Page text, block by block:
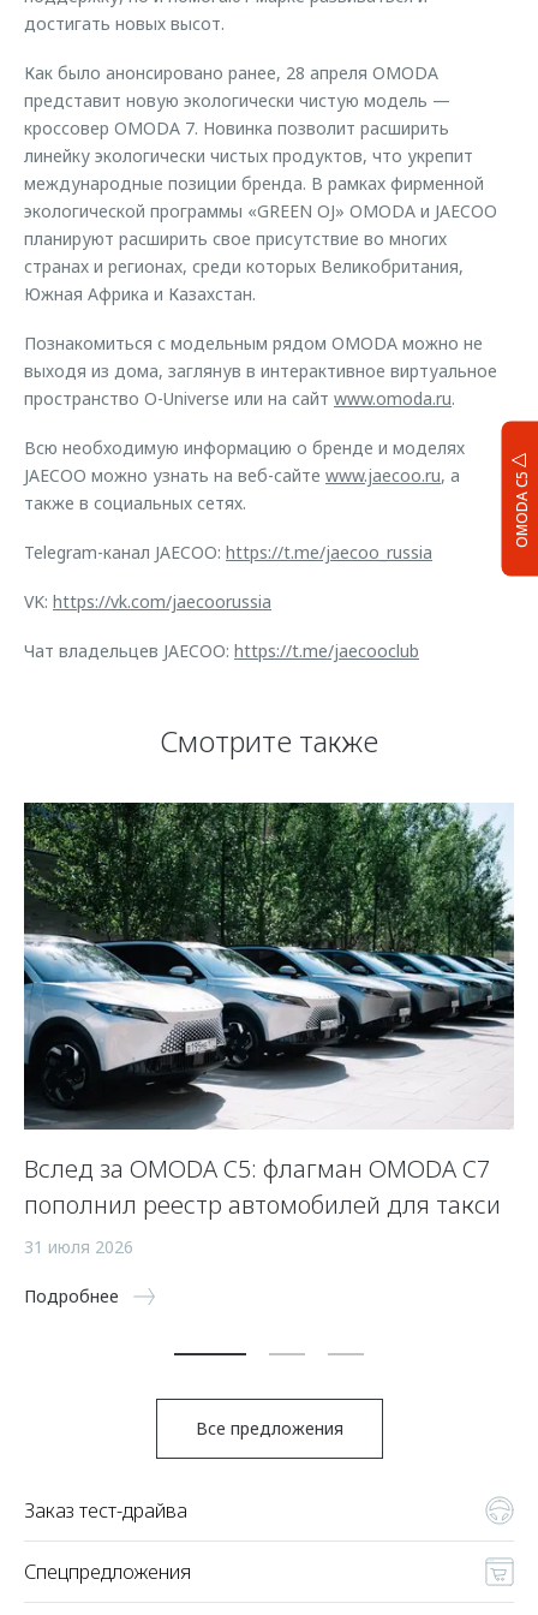
OMODA C5
достигать новых высот.
Как было анонсировано ранее, 28 апреля OMODA
представит новую экологически чистую модель —
кроссовер OMODA 7. Новинка позволит расширить
линейку экологически чистых продуктов, что укрепит
международные позиции бренда. В рамках фирменной
экологической программы «GREEN OJ» OMODA и JAECOO
планируют расширить свое присутствие во многих
странах и регионах, среди которых Великобритания,
Южная Африка и Казахстан.
Познакомиться с модельным рядом OMODA можно не
выходя из дома, заглянув в интерактивное виртуальное
пространство O-Universe или на сайт www.omoda.ru.
Всю необходимую информацию о бренде и моделях
JAECOO можно узнать на веб-сайте www.jaecoo.ru, а
также в социальных сетях.
Telegram-канал JAECOO: https://t.me/jaecoo_russia
VK: https://vk.com/jaecoorussia
Чат владельцев JAECOO: https://t.me/jaecooclub
Смотрите также
Вслед за OMODA C5: флагман OMODA C7
пополнил реестр автомобилей для такси
31 июля 2026
Подробнее
Все предложения
Заказ тест-драйва
Спецпредложения